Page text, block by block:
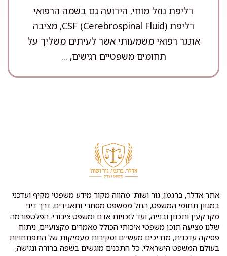
דליפת נוזל מוחי, הידועה גם בשמה הרפואי
דליפת CSF (Cerebrospinal Fluid), מציבה
אתגר רפואי משמעותי אשר לעיתים משליך על
תחומים משפטיים רגישים, ...
אתר אדלר, ברגמן, גור ושות' מהווה מקור מידע משפטי מקיף ועדכני
במגוון תחומי המשפט, החל ממשפט מסחרי ותאגידים, דרך דיני
מקרקעין ותכנון ובנייה, ועד לזכויות אדם ומשפט ציבורי. הפלטפורמה
שלנו מציעה תוכן משפטי איכותי הכולל מאמרים מקצועיים, ניתוח
פסיקה עדכנית, מדריכים מעשיים וסקירות מעמיקות של התפתחויות
בעולם המשפט הישראלי. כל התכנים מוגשים בשפה ברורה ונגישה,